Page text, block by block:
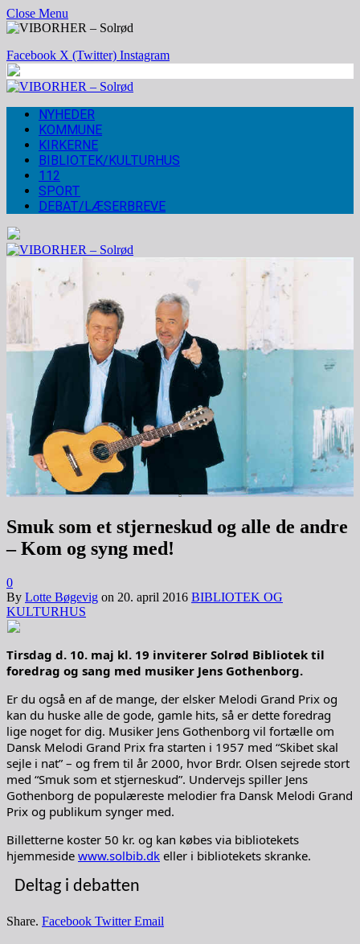
Close Menu
Facebook X (Twitter) Instagram
NYHEDER
KOMMUNE
KIRKERNE
BIBLIOTEK/KULTURHUS
112
SPORT
DEBAT/LÆSERBREVE
Smuk som et stjerneskud og alle de andre
– Kom og syng med!
0
By Lotte Bøgevig on 20. april 2016 BIBLIOTEK OG
KULTURHUS
Tirsdag d. 10. maj kl. 19 inviterer Solrød Bibliotek til
foredrag og sang med musiker Jens Gothenborg.
Er du også en af de mange, der elsker Melodi Grand Prix og
kan du huske alle de gode, gamle hits, så er dette foredrag
lige noget for dig. Musiker Jens Gothenborg vil fortælle om
Dansk Melodi Grand Prix fra starten i 1957 med “Skibet skal
sejle i nat” – og frem til år 2000, hvor Brdr. Olsen sejrede stort
med “Smuk som et stjerneskud”. Undervejs spiller Jens
Gothenborg de populæreste melodier fra Dansk Melodi Grand
Prix og publikum synger med.
Billetterne koster 50 kr. og kan købes via bibliotekets
hjemmeside www.solbib.dk eller i bibliotekets skranke.
Deltag i debatten
Share. Facebook Twitter Email